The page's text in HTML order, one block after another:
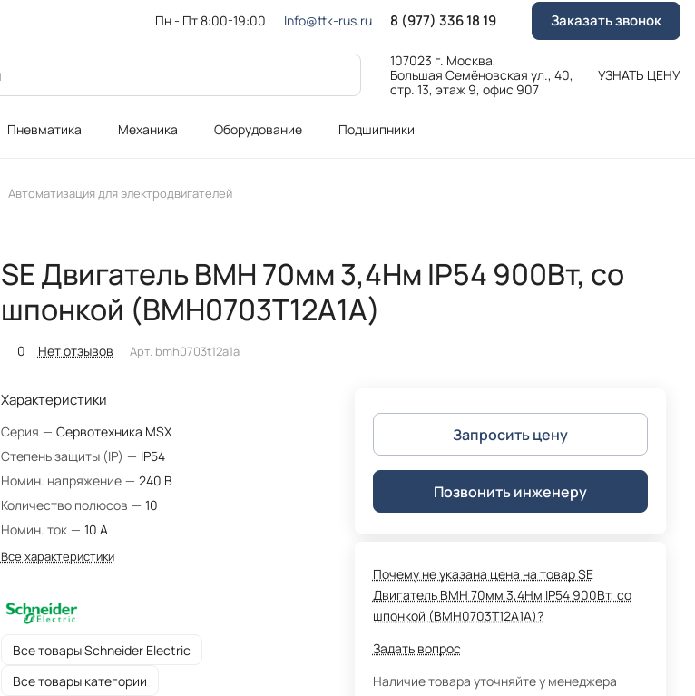
Пн - Пт 8:00-19:00 Info@ttk-rus.ru 8 (977) 336 18 19 Заказать звонок
107023 г. Москва,
Большая Семёновская ул., 40,
стр. 13, этаж 9, офис 907
УЗНАТЬ ЦЕНУ
Пневматика Механика Оборудование Подшипники
Автоматизация для электродвигателей
SE Двигатель BMH 70мм 3,4Нм IP54 900Вт, со
шпонкой (BMH0703T12A1A)
0 Нет отзывов Арт. bmh0703t12a1a
Характеристики
Серия — Сервотехника MSX
Степень защиты (IP) — IP54
Номин. напряжение — 240 В
Количество полюсов — 10
Номин. ток — 10 А
Все характеристики
Все товары Schneider Electric
Все товары категории
Запросить цену
Позвонить инженеру
Почему не указана цена на товар SE
Двигатель BMH 70мм 3,4Нм IP54 900Вт, со
шпонкой (BMH0703T12A1A)?
Задать вопрос
Наличие товара уточняйте у менеджера